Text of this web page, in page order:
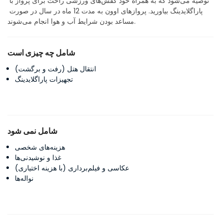
مساعد بودن شرایط آب و هوا انجام می‌شوند.
شامل چه چیزی است
انتقال هتل (رفت و برگشت)
تجهیزات پاراگلایدینگ
شامل نمی شود
هزینه‌های شخصی
غذا و نوشیدنی‌ها
عکاسی و فیلم‌برداری (با هزینه اختیاری)
نواله‌ها